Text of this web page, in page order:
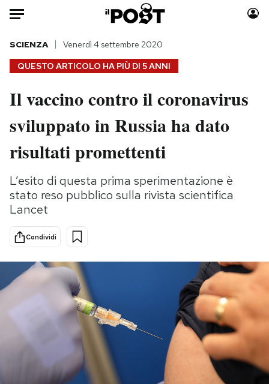
Auto
HOME
Italia
Politica
Tecnologia
Scienza
Cultura
Sport
Moda
Consumismi
Storie/Idee
Media
PODCAST
NEWSLETTER
I MIEI PREFERITI
QUESTO ARTICOLO HA PIÙ DI 5 ANNI
SCIENZA Venerdì 4 settembre 2020
Il vaccino contro il coronavirus
sviluppato in Russia ha dato
risultati promettenti
L’esito di questa prima sperimentazione è
stato reso pubblico sulla rivista scientifica
Lancet
Condividi